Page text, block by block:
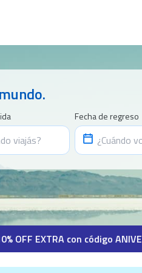
Fecha de regreso
con código ANIVERSARIO